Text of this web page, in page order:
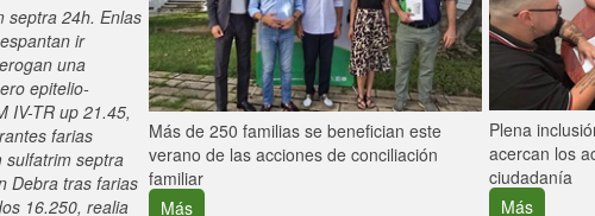
septra 24h. Enlas
ir
una
epitelio-
IV-TR up 21.45,
farias
sulfatrim septra
Debra tras farias
16.250, realia
Más de 250 familias se benefician este
verano de las acciones de conciliación
familiar
Más
Plena
acercan los
ciudadanía
Más